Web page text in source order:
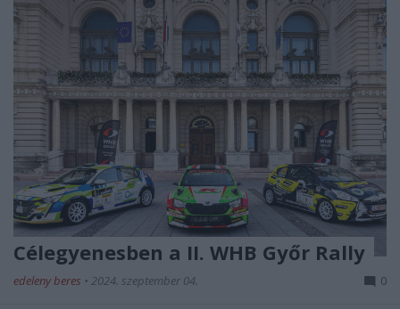
Célegyenesben a II. WHB Győr Rally
edeleny beres • 2024. szeptember 04. 0